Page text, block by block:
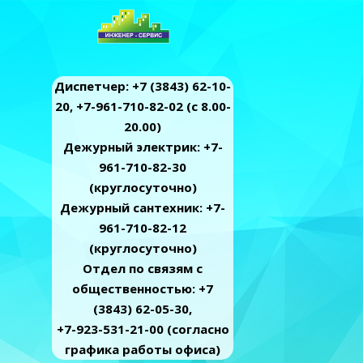
Диспетчер: +7 (3843) 62-10-
20, +7-961-710-82-02 (c 8.00-
20.00)
Дежурный электрик: +7-
961-710-82-30
(круглосуточно)
Дежурный сантехник: +7-
961-710-82-12
(круглосуточно)
Отдел по связям с
общественностью: +7
(3843) 62-05-30,
+7-923-531-21-00 (согласно
графика работы офиса)